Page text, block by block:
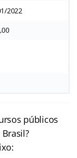
2022
públicos